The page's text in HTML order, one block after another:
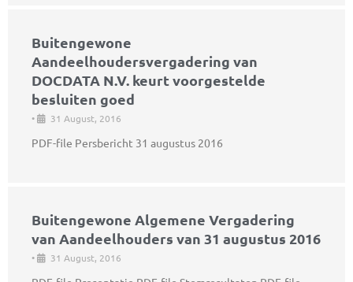
Buitengewone
Aandeelhoudersvergadering van
DOCDATA N.V. keurt voorgestelde
besluiten goed
• 31 August, 2016
PDF-file Persbericht 31 augustus 2016
Buitengewone Algemene Vergadering
van Aandeelhouders van 31 augustus 2016
• 31 August, 2016